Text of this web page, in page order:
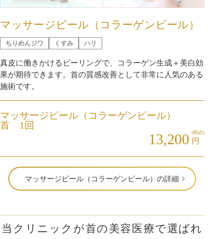
マッサージピール（コラーゲンピール）
ちりめんジワ くすみ ハリ
真皮に働きかけるピーリングで、コラーゲン生成＋美白効
果が期待できます。首の質感改善として非常に人気のある
施術です。
マッサージピール（コラーゲンピール）
首 1回
13,200 (税込)
円
マッサージピール（コラーゲンピール）の詳細
当クリニックが首の美容医療で選ばれ